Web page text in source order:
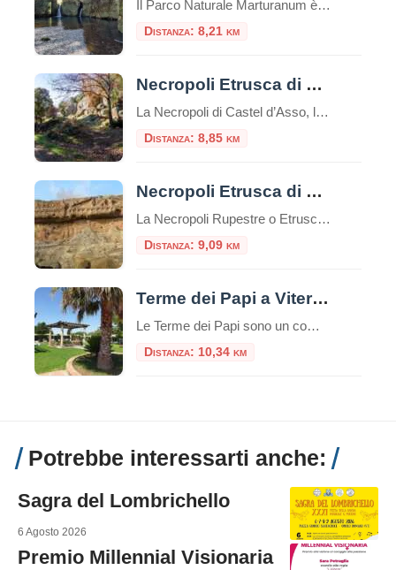
Il Parco Naturale Marturanum è sicuramente un luogo di straordinaria bellezza naturale. Offre paesaggi mozzafiato, tra cui colline verdi, fiori selvatici, corsi d’acqua cristallina e una varietà di fauna. Immerso nella natura, potrai goderti la pace e la tranquillità che solo luoghi come questo possono offrire. Questo parco è un tesoro di biodiversità, con una […]
Distanza: 8,21 km
Necropoli Etrusca di Castel d’Asso
La Necropoli di Castel d’Asso, l’antica Axia, è un importante sito archeologico etrusco situato nella regione del Lazio, in Italia, a circa 7 chilometri a nord-ovest di Viterbo.Questa necropoli è una delle più grandi e meglio conservate della civiltà etrusca, un’antica civiltà pre-romana che esisteva nell’Italia centrale tra l’VIII e il I secolo a.C.Il sito […]
Distanza: 8,85 km
Necropoli Etrusca di Norchia
La Necropoli Rupestre o Etrusca di Norchia è un antico sito archeologico situato nelle vicinanze di Vetralla, una cittadina nella regione del Lazio in Italia. Si tratta di una necropoli, cioè un’area dove sono presenti tombe e sepolture, caratterizzata da un particolare tipo di tomba, chiamata “tomba a camera rupestre”, scavata nella roccia tufacea. Le […]
Distanza: 9,09 km
Terme dei Papi a Viterbo
Le Terme dei Papi sono un complesso termale situato nella città di Viterbo, nel Lazio.Queste terme sono conosciute per la loro storia antica e la reputazione di offrire benefici per la salute e il benessere. Storia e Origine delle Terme dei Papi Le Terme dei Papi hanno una lunga storia che risale all’epoca romana.Il nome […]
Distanza: 10,34 km
Potrebbe interessarti anche:
Sagra del Lombrichello
6 Agosto 2026
Premio Millennial Visionaria